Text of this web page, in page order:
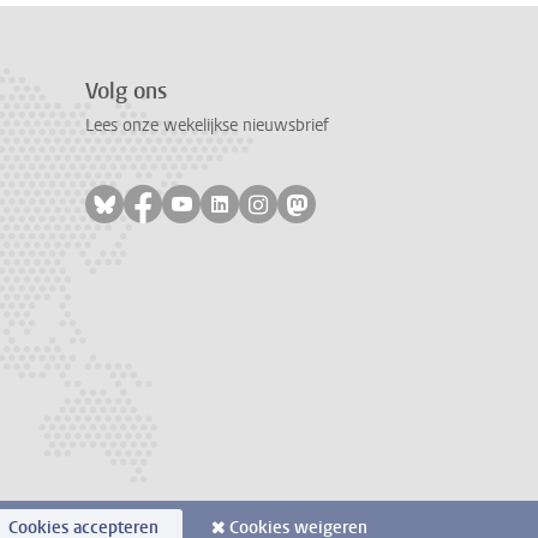
Volg ons
Lees onze wekelijkse nieuwsbrief
Volg ons op bluesky
Volg ons op facebook
Volg ons op youtube
Volg ons op linkedin
Volg ons op instagram
Volg ons op mastodon
Cookies accepteren Cookies weigeren